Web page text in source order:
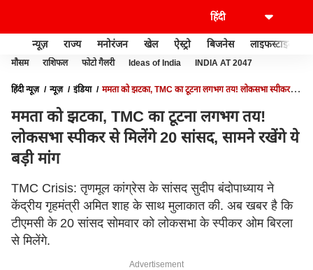
न्यूज़ राज्य मनोरंजन खेल ऐस्ट्रो बिजनेस लाइफस्टाइल
मौसम राशिफल फोटो गैलरी Ideas of India INDIA AT 2047
हिंदी न्यूज़ न्यूज़ इंडिया
ममता को झटका, TMC का टूटना लगभग तय! लोकसभा स्पीकर से
ममता को झटका, TMC का टूटना लगभग तय!
लोकसभा स्पीकर से मिलेंगे 20 सांसद, सामने रखेंगे ये
बड़ी मांग
TMC Crisis: तृणमूल कांग्रेस के सांसद सुदीप बंदोपाध्याय ने
केंद्रीय गृहमंत्री अमित शाह के साथ मुलाकात की. अब खबर है कि
टीएमसी के 20 सांसद सोमवार को लोकसभा के स्पीकर ओम बिरला
से मिलेंगे.
Advertisement